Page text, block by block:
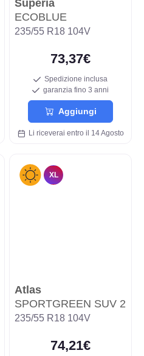
Superia
ECOBLUE
235/55 R18 104V
73,37€
Spedizione inclusa
garanzia fino 3 anni
Aggiungi
Li riceverai entro il 14 Agosto
XL
Atlas
SPORTGREEN SUV 2
235/55 R18 104V
74,21€